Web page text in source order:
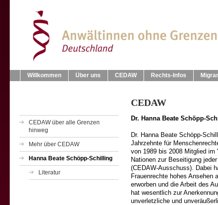
Willkommen Über uns CEDAW Rechts-Infos
CEDAW über alle Grenzen
hinweg
Mehr über CEDAW
Hanna Beate Schöpp-Schilling
Literatur
CEDAW
Dr. Hanna Beate Schöpp-
Dr. Hanna Beate Schöpp-
Jahrzehnte für
von 1989 bis 2008 Mitglied im
Nationen zur Beseitigung
(CEDAW-Ausschuss). Dabei
Frauenrechte hohes Ansehen
erworben und die Arbeit des
hat wesentlich zur
unverletzliche und